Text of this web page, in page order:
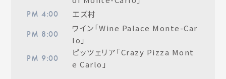
PM 4:00 エズ村
PM 8:00
ワイン「Wine Palace Monte-Car
lo」
PM 9:00
ピッツェリア「Crazy Pizza Mont
e Carlo」